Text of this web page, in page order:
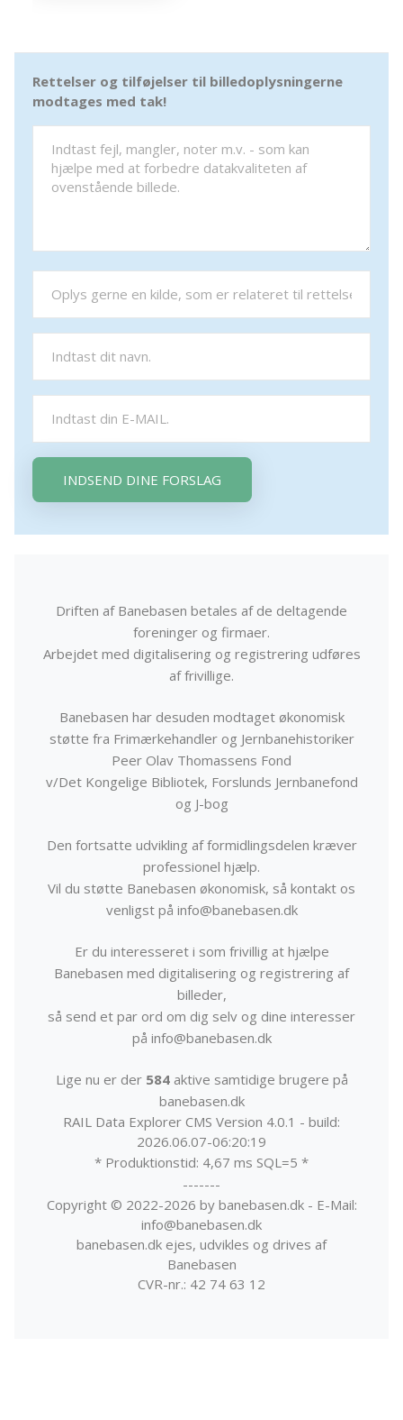
Rettelser og tilføjelser til billedoplysningerne
modtages med tak!
INDSEND DINE FORSLAG
Driften af Banebasen betales af de deltagende
foreninger og firmaer.
Arbejdet med digitalisering og registrering udføres
af frivillige.
Banebasen har desuden modtaget økonomisk
støtte fra Frimærkehandler og Jernbanehistoriker
Peer Olav Thomassens Fond
v/Det Kongelige Bibliotek, Forslunds Jernbanefond
og J-bog
Den fortsatte udvikling af formidlingsdelen kræver
professionel hjælp.
Vil du støtte Banebasen økonomisk, så kontakt os
venligst på info@banebasen.dk
Er du interesseret i som frivillig at hjælpe
Banebasen med digitalisering og registrering af
billeder,
så send et par ord om dig selv og dine interesser
på info@banebasen.dk
Lige nu er der 584aktive samtidige brugere på
banebasen.dk
RAIL Data Explorer CMS Version 4.0.1 - build:
2026.06.07-06:20:19
* Produktionstid: 4,67 ms SQL=5 *
-------
Copyright © 2022-2026 by banebasen.dk - E-Mail:
info@banebasen.dk
banebasen.dk ejes, udvikles og drives af
Banebasen
CVR-nr.: 42 74 63 12